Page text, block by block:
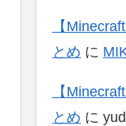
【
とめ に
【
とめ に